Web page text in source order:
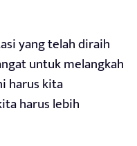
yang telah diraih
untuk melangkah
harus kita
harus lebih